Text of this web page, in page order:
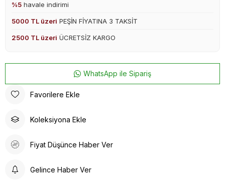
%5 havale indirimi
5000 TL üzeri PEŞİN FİYATINA 3 TAKSİT
2500 TL üzeri ÜCRETSİZ KARGO
WhatsApp ile Sipariş
Favorilere Ekle
Koleksiyona Ekle
Fiyat Düşünce Haber Ver
Gelince Haber Ver